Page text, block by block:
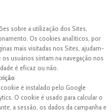
sobre a utilização dos Sites,
Os cookies analíticos, por
mais visitadas nos Sites, ajudam-
usuários sintam na navegação nos
é eficaz ou não.
é instalado pelo Google
O cookie é usado para calcular o
a sessão, os dados da campanha e